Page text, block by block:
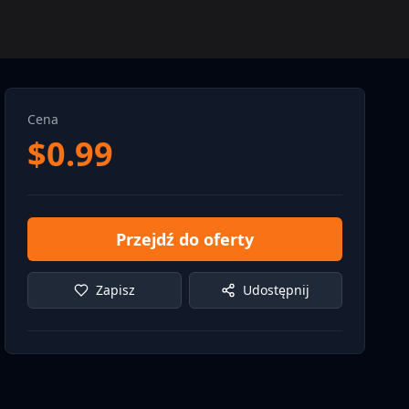
Cena
$0.99
Przejdź do oferty
Zapisz Udostępnij